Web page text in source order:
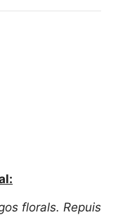
florals. Repuis